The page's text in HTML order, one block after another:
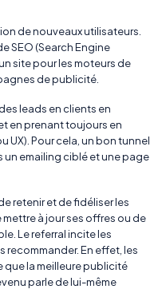
de nouveaux utilisateurs.
SEO (Search Engine
site pour les moteurs de
de publicité.
leads en clients en
en prenant toujours en
UX). Pour cela, un bon tunnel
un emailing ciblé et une page
retenir et de fidéliser les
à jour ses offres ou de
Le referral incite les
recommander. En effet, les
la meilleure publicité
parle de lui-même